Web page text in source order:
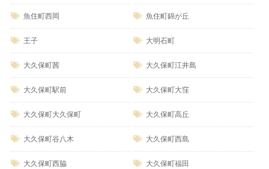
魚住町西岡 魚住町錦が丘
王子 大明石町
大久保町茜 大久保町江井島
大久保町駅前 大久保町大窪
大久保町大久保町 大久保町高丘
大久保町谷八木 大久保町西島
大久保町西脇 大久保町福田